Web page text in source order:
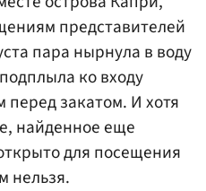
представителей
пара нырнула в воду
ко входу
перед закатом. И хотя
найденное еще
для посещения
нельзя.